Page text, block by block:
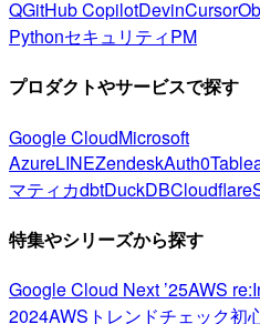
QGitHub CopilotDevinCursor
PythonセキュリティPM
プロダクトやサービスで探す
Google CloudMicrosoft
AzureLINEZendeskAuth0
マティカdbtDuckDBCloudflare
特集やシリーズから探す
Google Cloud Next ’25AWS
2024AWSトレンドチェック初